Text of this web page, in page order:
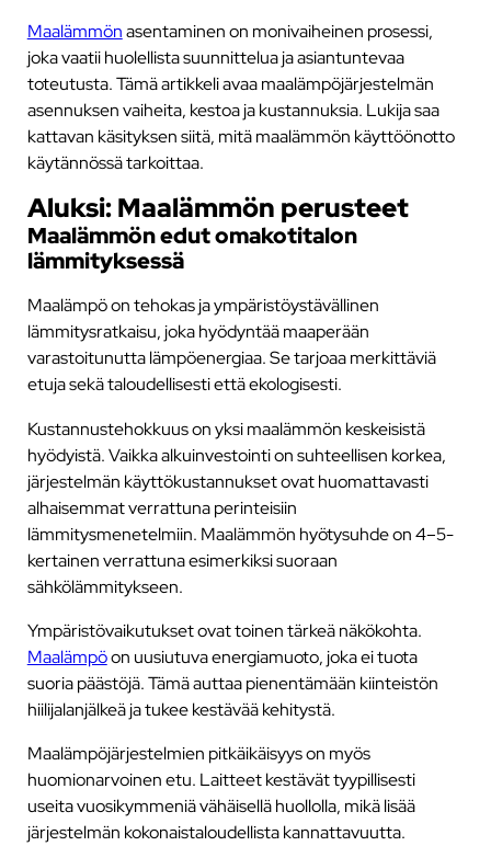
Maalämmönasentaminen on monivaiheinen prosessi,
joka vaatii huolellista suunnittelua ja asiantuntevaa
toteutusta. Tämä artikkeli avaa maalämpöjärjestelmän
asennuksen vaiheita, kestoa ja kustannuksia. Lukija saa
kattavan käsityksen siitä, mitä maalämmön käyttöönotto
käytännössä tarkoittaa.
Aluksi: Maalämmön perusteet
Maalämmön edut omakotitalon
lämmityksessä
Maalämpö on tehokas ja ympäristöystävällinen
lämmitysratkaisu, joka hyödyntää maaperään
varastoitunutta lämpöenergiaa. Se tarjoaa merkittäviä
etuja sekä taloudellisesti että ekologisesti.
Kustannustehokkuus on yksi maalämmön keskeisistä
hyödyistä. Vaikka alkuinvestointi on suhteellisen korkea,
järjestelmän käyttökustannukset ovat huomattavasti
alhaisemmat verrattuna perinteisiin
lämmitysmenetelmiin. Maalämmön hyötysuhde on 4–5-
kertainen verrattuna esimerkiksi suoraan
sähkölämmitykseen.
Ympäristövaikutukset ovat toinen tärkeä näkökohta.
Maalämpöon uusiutuva energiamuoto, joka ei tuota
suoria päästöjä. Tämä auttaa pienentämään kiinteistön
hiilijalanjälkeä ja tukee kestävää kehitystä.
Maalämpöjärjestelmien pitkäikäisyys on myös
huomionarvoinen etu. Laitteet kestävät tyypillisesti
useita vuosikymmeniä vähäisellä huollolla, mikä lisää
järjestelmän kokonaistaloudellista kannattavuutta.